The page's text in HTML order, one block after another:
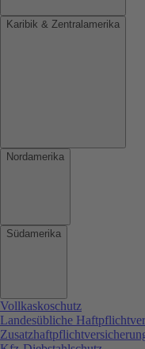
Karibik & Zentralamerika
Nordamerika
Südamerika
Vollkaskoschutz
Landesübliche